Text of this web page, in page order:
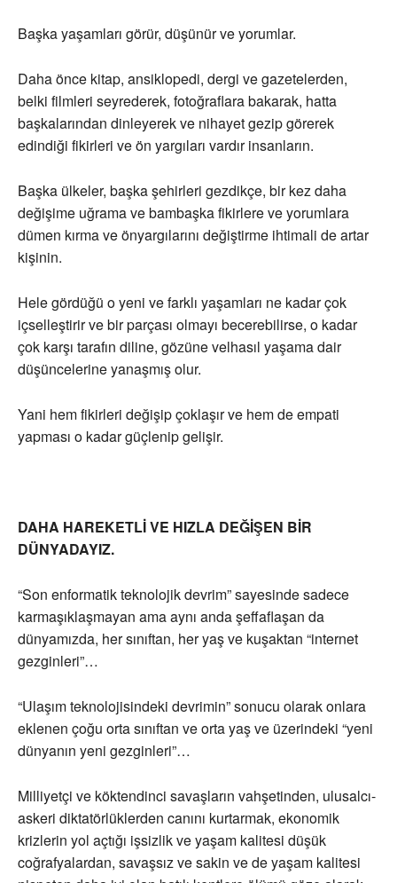
Başka yaşamları görür, düşünür ve yorumlar.
Daha önce kitap, ansiklopedi, dergi ve gazetelerden,
belki filmleri seyrederek, fotoğraflara bakarak, hatta
başkalarından dinleyerek ve nihayet gezip görerek
edindiği fikirleri ve ön yargıları vardır insanların.
Başka ülkeler, başka şehirleri gezdikçe, bir kez daha
değişime uğrama ve bambaşka fikirlere ve yorumlara
dümen kırma ve önyargılarını değiştirme ihtimali de artar
kişinin.
Hele gördüğü o yeni ve farklı yaşamları ne kadar çok
içselleştirir ve bir parçası olmayı becerebilirse, o kadar
çok karşı tarafın diline, gözüne velhasıl yaşama dair
düşüncelerine yanaşmış olur.
Yani hem fikirleri değişip çoklaşır ve hem de empati
yapması o kadar güçlenip gelişir.
DAHA HAREKETLİ VE HIZLA DEĞİŞEN BİR
DÜNYADAYIZ.
“Son enformatik teknolojik devrim” sayesinde sadece
karmaşıklaşmayan ama aynı anda şeffaflaşan da
dünyamızda, her sınıftan, her yaş ve kuşaktan “internet
gezginleri”…
“Ulaşım teknolojisindeki devrimin” sonucu olarak onlara
eklenen çoğu orta sınıftan ve orta yaş ve üzerindeki “yeni
dünyanın yeni gezginleri”…
Milliyetçi ve köktendinci savaşların vahşetinden, ulusalcı-
askeri diktatörlüklerden canını kurtarmak, ekonomik
krizlerin yol açtığı işsizlik ve yaşam kalitesi düşük
coğrafyalardan, savaşsız ve sakin ve de yaşam kalitesi